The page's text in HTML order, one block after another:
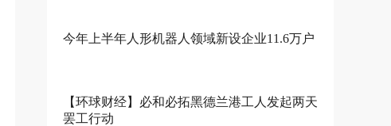
今年上半年人形机器人领域新设企业11.6万户
【环球财经】必和必拓黑德兰港工人发起两天
罢工行动